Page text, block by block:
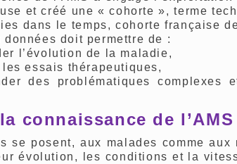
et créé une « cohorte », terme
dans le temps, cohorte française
données doit permettre de :
l’évolution de la maladie,
essais thérapeutiques,
des problématiques complexes
connaissance de l’AMS
se posent, aux malades comme
évolution, les conditions et la